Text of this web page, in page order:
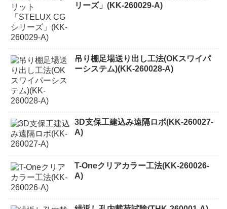
リーズ」(KK-260029-A)
吊り棚足場送り出し工法(OKスワイパ
ーシステム)(KK-260028-A)
3D支保工建込み遠隔ロボ(KK-260027-
A)
T-Oneクリアカラー工法(KK-260026-
A)